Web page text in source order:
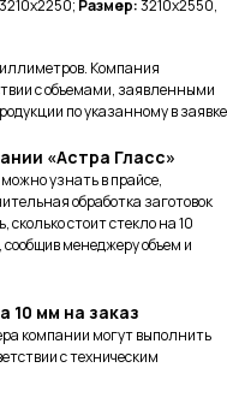
3210х2250; Размер:3210х2550,
Компания
с объемами, заявленными
по указанному в заявке
«Астра Гласс»
узнать в прайсе,
обработка заготовок
стоит стекло на 10
менеджеру объем и
10 мм на заказ
компании могут выполнить
с техническим